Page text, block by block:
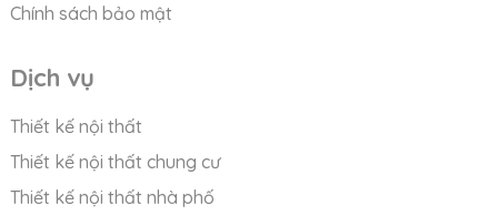
Chính sách bảo mật
Dịch vụ
Thiết kế nội thất
Thiết kế nội thất chung cư
Thiết kế nội thất nhà phố